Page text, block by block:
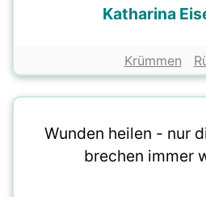
Katharina
Krümmen
Wunden heilen - nur
brechen immer